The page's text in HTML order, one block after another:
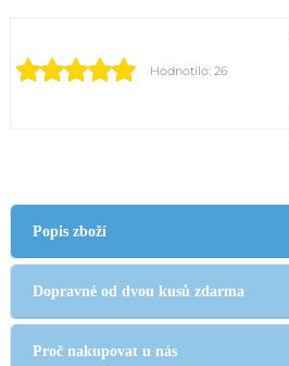
Hodnotilo: 26
Popis zboží
Dopravné od dvou kusů zdarma
Proč nakupovat u nás